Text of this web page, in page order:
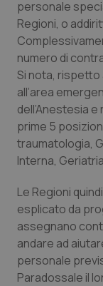
personale
Regioni, o
numero di
Si nota, rispetto
all’area
dell’Anestesia
prime 5
traumatologia,
Interna,
Le Regioni
esplicato da
assegnano
andare ad
personale
Paradossale il